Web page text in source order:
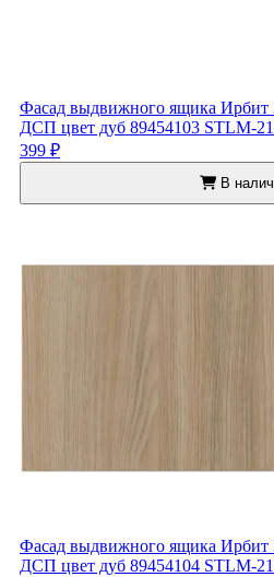
Фасад выдвижного ящика Ирбит
ДСП цвет дуб 89454103 STLM-
399 ₽
В
Фасад выдвижного ящика Ирбит
ДСП цвет дуб 89454104 STLM-